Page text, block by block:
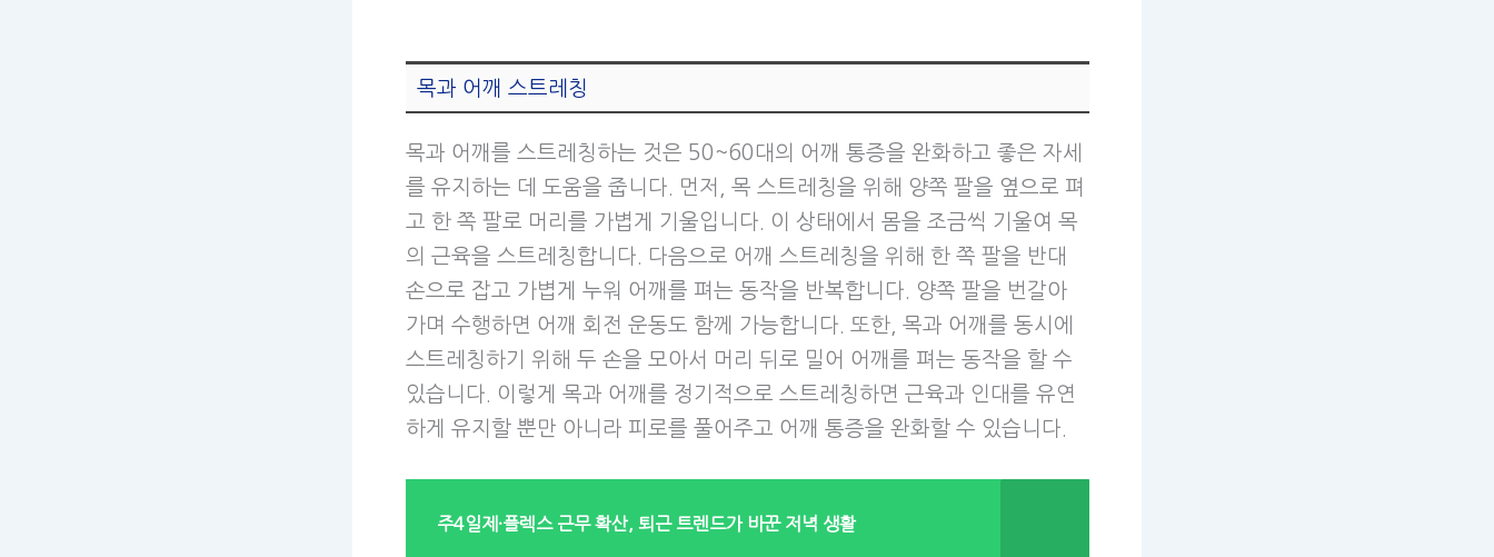
목과 어깨 스트레칭
목과 어깨를 스트레칭하는 것은 50~60대의 어깨 통증을 완화하고 좋은 자세
를 유지하는 데 도움을 줍니다. 먼저, 목 스트레칭을 위해 양쪽 팔을 옆으로 펴
고 한 쪽 팔로 머리를 가볍게 기울입니다. 이 상태에서 몸을 조금씩 기울여 목
의 근육을 스트레칭합니다. 다음으로 어깨 스트레칭을 위해 한 쪽 팔을 반대
손으로 잡고 가볍게 누워 어깨를 펴는 동작을 반복합니다. 양쪽 팔을 번갈아
가며 수행하면 어깨 회전 운동도 함께 가능합니다. 또한, 목과 어깨를 동시에
스트레칭하기 위해 두 손을 모아서 머리 뒤로 밀어 어깨를 펴는 동작을 할 수
있습니다. 이렇게 목과 어깨를 정기적으로 스트레칭하면 근육과 인대를 유연
하게 유지할 뿐만 아니라 피로를 풀어주고 어깨 통증을 완화할 수 있습니다.
주4일제·플렉스 근무 확산, 퇴근 트렌드가 바꾼 저녁 생활